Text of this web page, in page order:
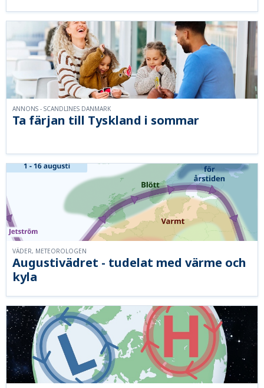
Ta färjan till Tyskland i sommar
ANNONS - SCANDLINES DANMARK
Augustivädret - tudelat med värme och
kyla
VÄDER, METEOROLOGEN